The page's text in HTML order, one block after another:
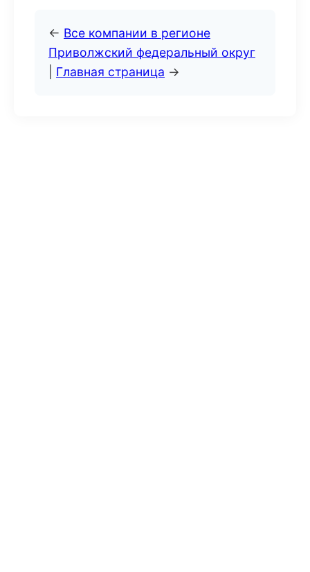
← Все компании в регионе
Приволжский федеральный округ
Главная страница →